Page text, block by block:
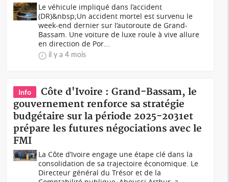
Le véhicule impliqué dans l’accident
(DR)&nbsp;Un accident mortel est survenu le
week-end dernier sur l’autoroute de Grand-
Bassam. Une voiture de luxe roule à vive allure
en direction de Por...
il y a 4 mois
Info
Côte d'Ivoire : Grand-Bassam, le
gouvernement renforce sa stratégie
budgétaire sur la période 2025-2031et
prépare les futures négociations avec le
FMI
La Côte d’Ivoire engage une étape clé dans la
consolidation de sa trajectoire économique. Le
Directeur général du Trésor et de la